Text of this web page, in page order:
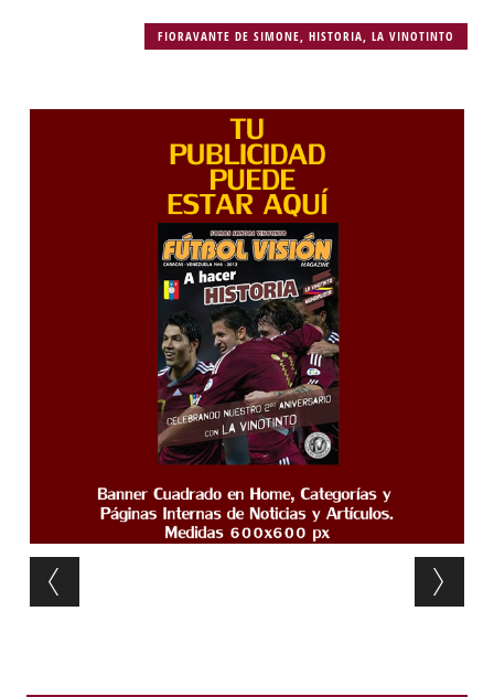
FIORAVANTE DE SIMONE,HISTORIA,LA VINOTINTO
Post navigation